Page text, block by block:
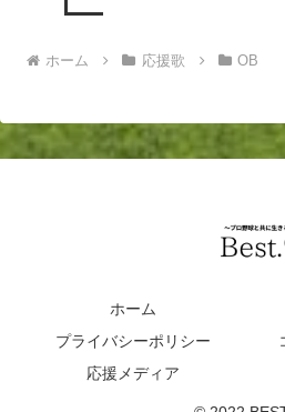
ホーム 応援歌 OB
ホーム
プライバシーポリシー
応援メディア